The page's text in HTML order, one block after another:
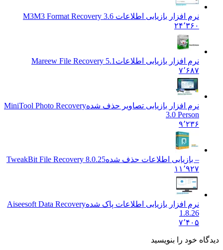
نرم افزار بازیابی اطلاعات M3 M3 Format Recovery 3.6
۲۴٬۳۶۰
نرم افزار بازیابی اطلاعات Mareew File Recovery 5.1
۷٬۶۸۷
نرم افزار بازیابی تصاویر حذف شدهMiniTool Photo Recovery
3.0 Person
۹٬۲۳۶
– بازیابی اطلاعات حذف شدهTweakBit File Recovery 8.0.25
۱۱٬۹۲۷
نرم افزار بازیابی اطلاعات پاک شدهAiseesoft Data Recovery
1.8.26
۷٬۴۰۵
دیدگاه خود را بنویسید